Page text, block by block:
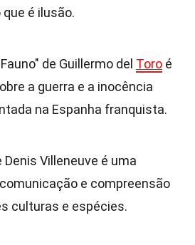
que é ilusão.
de Guillermo del Toro é
a guerra e a inocência
na Espanha franquista.
Denis Villeneuve é uma
e compreensão
culturas e espécies.